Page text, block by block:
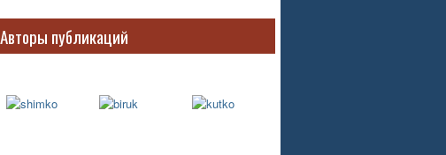
Авторы публикаций